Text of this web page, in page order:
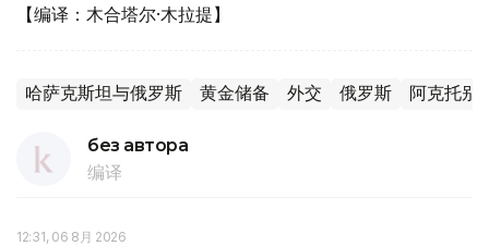
【编译：木合塔尔·木拉提】
哈萨克斯坦与俄罗斯 黄金储备 外交 俄罗斯 阿克托别
без автора
编译
12:31, 06 8月 2026